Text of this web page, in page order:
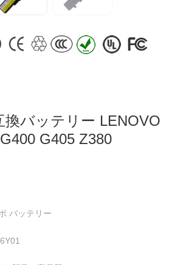
換バッテリー LENOVO
G405 Z380
バッテリー